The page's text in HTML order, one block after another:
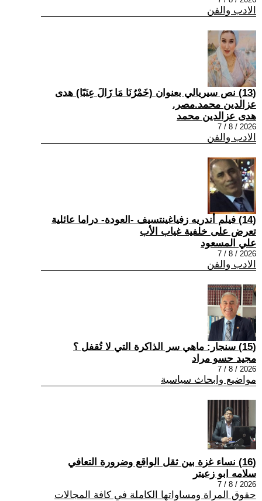
الادب والفن
(13) نص سيريالي بعنوان (خَمْرُنَا مَا زَالَ عِنَبًا) هدى
عزالدين محمد.مصر.
هدى عزالدين محمد
2026 / 8 / 7
الادب والفن
(14) فيلم أندريه زفياغينتسيف -العودة- دراما عائلية
تعرض على خلفية غياب الأب
علي المسعود
2026 / 8 / 7
الادب والفن
(15) سنجار: ماهي سر الذاكرة التي لا تُقفل ؟
مجيد حسو مراد
2026 / 8 / 7
مواضيع وابحاث سياسية
(16) نساء غزة بين ثقل الواقع وضرورة التعافي
سلامه ابو زعيتر
2026 / 8 / 7
حقوق المراة ومساواتها الكاملة في كافة المجالات